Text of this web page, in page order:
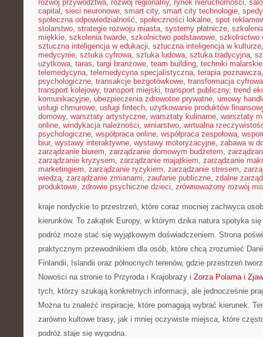
rozwój przywództwa, rozwój regionalny, rynek nieruchomości,
capital , sieci neuronowe, smart city, smart city technologie,
społeczna odpowiedzialność, społeczności lokalne, spot
stolarstwo, strategie rozwoju miasta, systemy płatnicze,
miękkie, szkolenia twarde, szkolnictwo podstawowe, szkolnictwo
sztuczna inteligencja w edukacji, sztuczna inteligencja w kulturze
medycynie, sztuka cyfrowa, sztuka ludowa, sztuka tradycyjna,
użytkowa, taras, targi branżowe, team building, techniki malarskie
telemedycyna, telemedycyna specjalistyczna, terapia poznawcza
psychologiczne, transakcje bezgotówkowe, transformacja cyfrowa
transport kolejowy, transport miejski, transport publiczny, trend
komunikacyjne, ubezpieczenia zdrowotne prywatne, umowy
usługi chmurowe, usługi fintech, użytkowanie produktów
domowy, warsztaty artystyczne, warsztaty kulinarne, warsztaty
online, windykacja należności, winiarstwo, wirtualna
psychologiczne, współpraca online, współpraca zespołowa,
biur, wystawy interaktywne, wystawy motoryzacyjne, zabawa w
zarządzanie biurem, zarządzanie domowym budżetem,
zarządzanie kryzysem, zarządzanie majątkiem, zarządzanie
marketingiem, zarządzanie ryzykiem, zarządzanie stresem,
wiedzą, zarządzanie zmianami, zaufanie publiczne, zdalne
produktowe, zdrowie psychiczne dzieci, zrównoważony rozwój
kraje nordyckie to przestrzeń, które coraz mocniej zachwyca
kierunków. To zakątek Europy, w którym dzika natura spotyka
podróż może stać się wyjątkowym doświadczeniem. Strona
praktycznym przewodnikiem dla osób, które chcą zrozumieć
Finlandii, Islandii oraz północnych terenów, gdzie przestrzeń
Nowości na stronie to Przyroda i Krajobrazy i Zorza Polarna i
tych, którzy szukają konkretnych informacji, ale jednocześnie
Można tu znaleźć inspiracje, które pomagają wybrać kierunek.
zarówno kultowe trasy, jak i mniej oczywiste miejsca, które
podróż staje się wygodna.